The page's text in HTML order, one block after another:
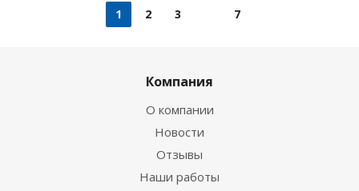
1 2 3 7
Компания
О компании
Новости
Отзывы
Наши работы